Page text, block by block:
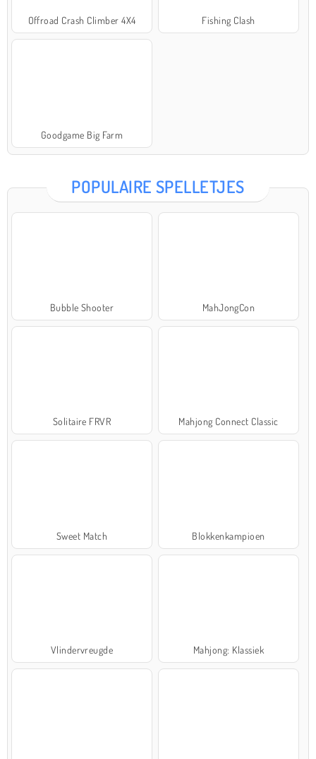
Offroad Crash Climber 4X4 Fishing Clash
Goodgame Big Farm
POPULAIRE SPELLETJES
Bubble Shooter MahJongCon
Solitaire FRVR Mahjong Connect Classic
Sweet Match Blokkenkampioen
Vlindervreugde Mahjong: Klassiek